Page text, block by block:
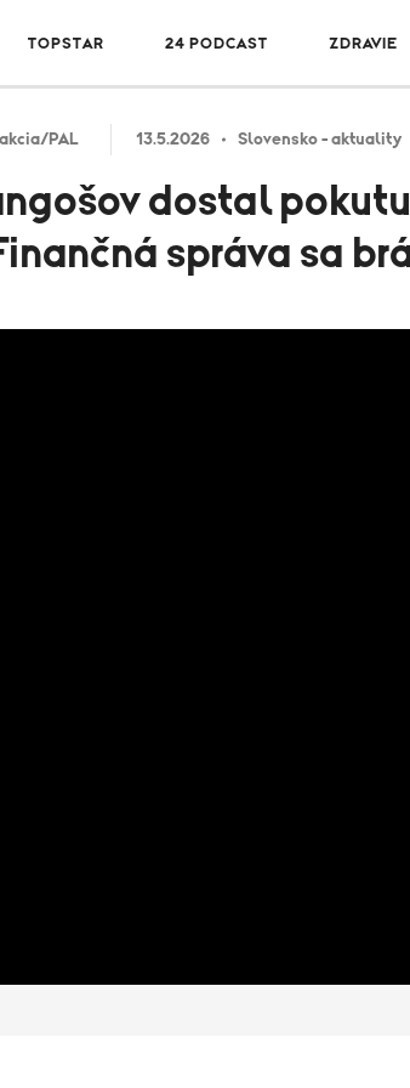
TOPSTAR 24 PODCAST ZDRAVIE
PAL 13.5.2026 Slovensko - aktuality
dostal
správa sa